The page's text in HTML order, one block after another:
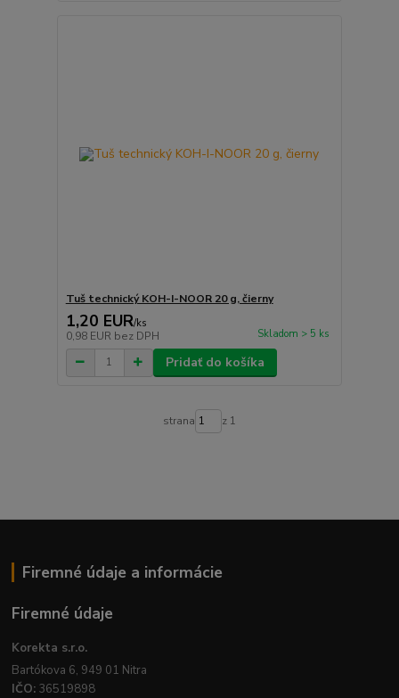
Tuš technický KOH-I-NOOR 20 g, čierny
1,20 EUR/ks
0,98 EUR bez DPH Skladom > 5 ks
Pridať do košíka
strana z 1
Firemné údaje a informácie
Firemné údaje
Korekta s.r.o.
Bartókova 6, 949 01 Nitra
IČO: 36519898